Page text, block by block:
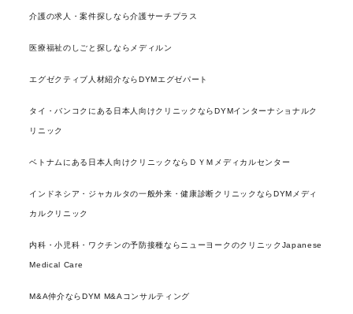
介護の求人・案件探しなら介護サーチプラス
医療福祉のしごと探しならメディルン
エグゼクティブ人材紹介ならDYMエグゼパート
タイ・バンコクにある日本人向けクリニックならDYMインターナショナルク
リニック
ベトナムにある日本人向けクリニックならＤＹＭメディカルセンター
インドネシア・ジャカルタの一般外来・健康診断クリニックならDYMメディ
カルクリニック
内科・小児科・ワクチンの予防接種ならニューヨークのクリニックJapanese
Medical Care
M&A仲介ならDYM M&Aコンサルティング